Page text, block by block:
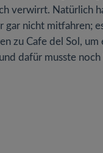
verwirrt. Natürlich
nicht mitfahren;
zu Cafe del Sol,
dafür musste noch